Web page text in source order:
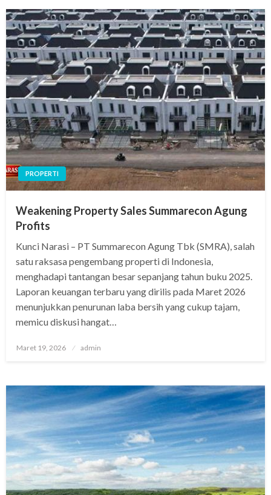
PROPERTI
Weakening Property Sales Summarecon Agung
Profits
Kunci Narasi – PT Summarecon Agung Tbk (SMRA), salah
satu raksasa pengembang properti di Indonesia,
menghadapi tantangan besar sepanjang tahun buku 2025.
Laporan keuangan terbaru yang dirilis pada Maret 2026
menunjukkan penurunan laba bersih yang cukup tajam,
memicu diskusi hangat…
Posted
Maret 19, 2026 admin